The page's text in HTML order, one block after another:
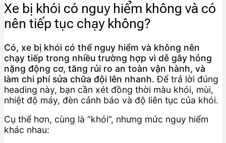
Xe bị khói có nguy hiểm không và có
nên tiếp tục chạy không?
Có, xe bị khói có thể nguy hiểm và không nên
chạy tiếp trong nhiều trường hợp vì dễ gây hỏng
nặng động cơ, tăng rủi ro an toàn vận hành, và
làm chi phí sửa chữa đội lên nhanh. Để trả lời đúng
heading này, bạn cần xét đồng thời màu khói, mùi,
nhiệt độ máy, đèn cảnh báo và độ liên tục của khói.
Cụ thể hơn, cùng là “khói”, nhưng mức nguy hiểm
khác nhau: